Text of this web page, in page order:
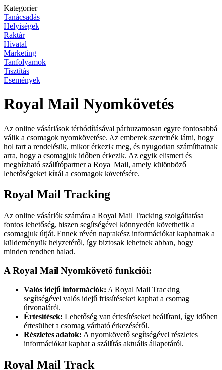
Kategorier
Tanácsadás
Helyiségek
Raktár
Hivatal
Marketing
Tanfolyamok
Tisztítás
Események
Royal Mail Nyomkövetés
Az online vásárlások térhódításával párhuzamosan egyre fontosabbá
válik a csomagok nyomkövetése. Az emberek szeretnék látni, hogy
hol tart a rendelésük, mikor érkezik meg, és nyugodtan számíthatnak
arra, hogy a csomagjuk időben érkezik. Az egyik elismert és
megbízható szállítópartner a Royal Mail, amely különböző
lehetőségeket kínál a csomagok követésére.
Royal Mail Tracking
Az online vásárlók számára a Royal Mail Tracking szolgáltatása
fontos lehetőség, hiszen segítségével könnyedén követhetik a
csomagjuk útját. Ennek révén naprakész információkat kaphatnak a
küldeményük helyzetéről, így biztosak lehetnek abban, hogy
minden rendben halad.
A Royal Mail Nyomkövető funkciói:
Valós idejű információk: A Royal Mail Tracking
segítségével valós idejű frissítéseket kaphat a csomag
útvonaláról.
Értesítések: Lehetőség van értesítéseket beállítani, így időben
értesülhet a csomag várható érkezéséről.
Részletes adatok: A nyomkövető segítségével részletes
információkat kaphat a szállítás aktuális állapotáról.
Royal Mail Track